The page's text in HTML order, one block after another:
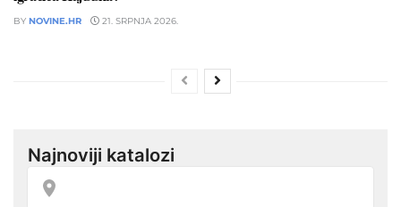
BY NOVINE.HR 21. SRPNJA 2026.